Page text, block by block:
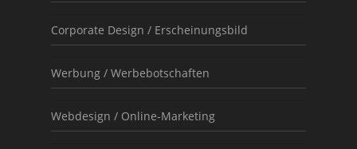
Corporate Design / Erscheinungsbild
Werbung / Werbebotschaften
Webdesign / Online-Marketing